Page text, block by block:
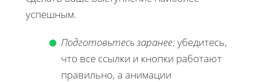
успешным.
Подготовьтесь заранее:убедитесь,
что все ссылки и кнопки работают
правильно, а анимации